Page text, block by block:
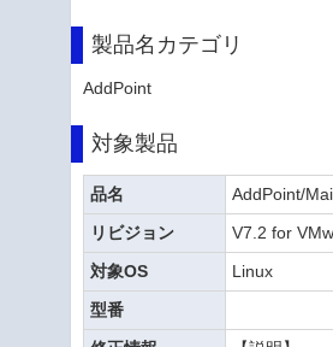
製品名カテゴリ
AddPoint
対象製品
品名
AddPoint/
リビジョン
V7.2 for
対象OS
Linux
型番